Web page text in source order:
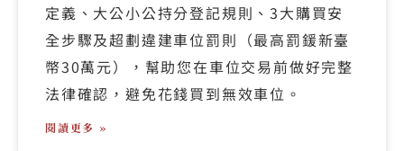
定義、大公小公持分登記規則、3大購買安
全步驟及超劃違建車位罰則（最高罰鍰新臺
幣30萬元），幫助您在車位交易前做好完整
法律確認，避免花錢買到無效車位。
閱讀更多 »